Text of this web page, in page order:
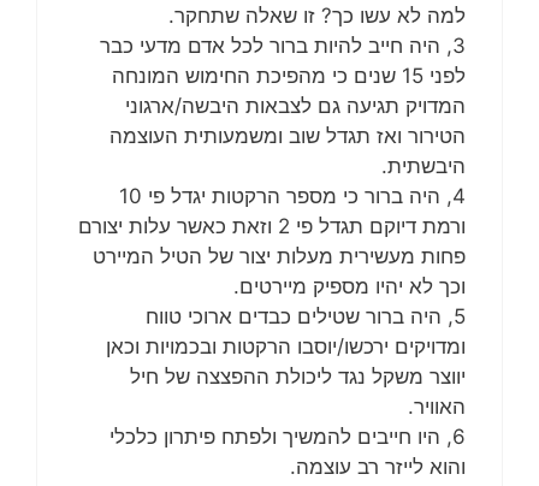
למה לא עשו כך? זו שאלה שתחקר.
3, היה חייב להיות ברור לכל אדם מדעי כבר
לפני 15 שנים כי מהפיכת החימוש המונחה
המדויק תגיעה גם לצבאות היבשה/ארגוני
הטירור ואז תגדל שוב ומשמעותית העוצמה
היבשתית.
4, היה ברור כי מספר הרקטות יגדל פי 10
ורמת דיוקם תגדל פי 2 וזאת כאשר עלות יצורם
פחות מעשירית מעלות יצור של הטיל המיירט
וכך לא יהיו מספיק מיירטים.
5, היה ברור שטילים כבדים ארוכי טווח
ומדויקים ירכשו/יוסבו הרקטות ובכמויות וכאן
יווצר משקל נגד ליכולת ההפצצה של חיל
האוויר.
6, היו חייבים להמשיך ולפתח פיתרון כלכלי
והוא לייזר רב עוצמה.